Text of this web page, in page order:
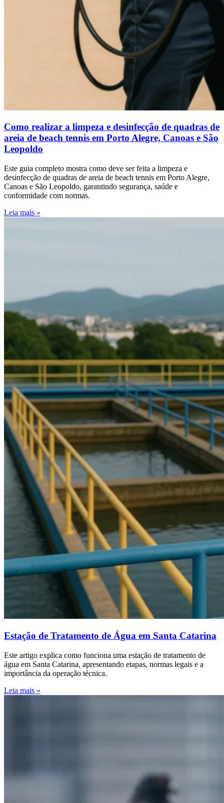
Como realizar a limpeza e desinfecção de quadras de
areia de beach tennis em Porto Alegre, Canoas e São
Leopoldo
Este guia completo mostra como deve ser feita a limpeza e
desinfecção de quadras de areia de beach tennis em Porto Alegre,
Canoas e São Leopoldo, garantindo segurança, saúde e
conformidade com normas.
Leia mais »
Estação de Tratamento de Água em Santa Catarina
Este artigo explica como funciona uma estação de tratamento de
água em Santa Catarina, apresentando etapas, normas legais e a
importância da operação técnica.
Leia mais »